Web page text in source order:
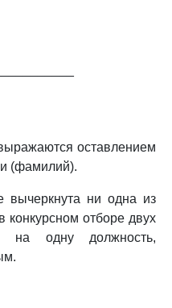
оставлением
(фамилий).
вычеркнута ни одна из
конкурсном отборе двух
на одну должность,